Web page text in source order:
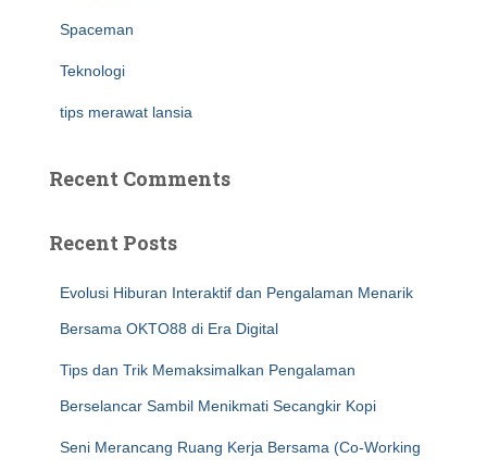
Spaceman
Teknologi
tips merawat lansia
Recent Comments
Recent Posts
Evolusi Hiburan Interaktif dan Pengalaman Menarik
Bersama OKTO88 di Era Digital
Tips dan Trik Memaksimalkan Pengalaman
Berselancar Sambil Menikmati Secangkir Kopi
Seni Merancang Ruang Kerja Bersama (Co-Working